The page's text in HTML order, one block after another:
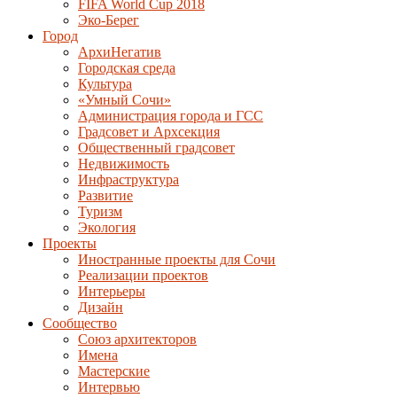
FIFA World Cup 2018
Эко-Берег
Город
АрхиНегатив
Городская среда
Культура
«Умный Сочи»
Администрация города и ГСС
Градсовет и Архсекция
Общественный градсовет
Недвижимость
Инфраструктура
Развитие
Туризм
Экология
Проекты
Иностранные проекты для Сочи
Реализации проектов
Интерьеры
Дизайн
Сообщество
Союз архитекторов
Имена
Мастерские
Интервью